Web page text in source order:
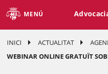
MENÚ
INICI ACTUALITAT
WEBINAR ONLINE GRATUÏT